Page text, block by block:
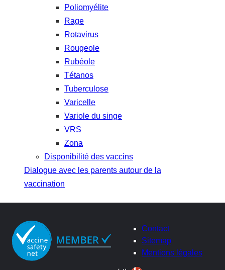
Poliomyélite
Rage
Rotavirus
Rougeole
Rubéole
Tétanos
Tuberculose
Varicelle
Variole du singe
VRS
Zona
Disponibilité des vaccins
Dialogue avec les parents autour de la
vaccination
Contact
Sitemap
Mentions légales